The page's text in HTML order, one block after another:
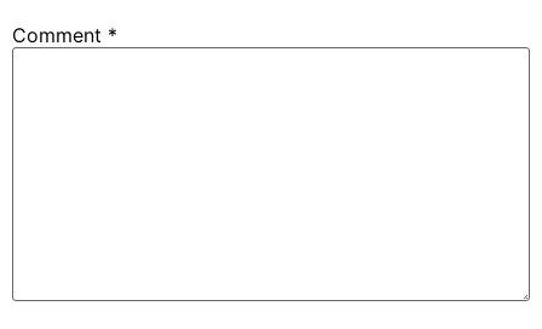
Comment *